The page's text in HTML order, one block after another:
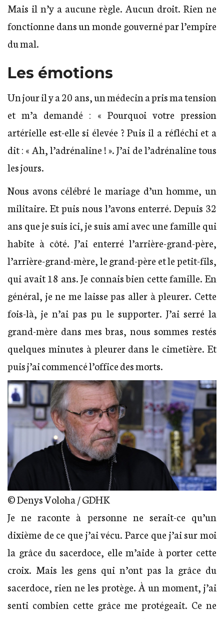
Mais il n’y a aucune règle. Aucun droit. Rien ne
fonctionne dans un monde gouverné par l’empire
du mal.
Les émotions
Un jour il y a 20 ans, un médecin a pris ma tension
et m’a demandé : « Pourquoi votre pression
artérielle est-elle si élevée ? Puis il a réfléchi et a
dit : « Ah, l’adrénaline ! ». J’ai de l’adrénaline tous
les jours.
Nous avons célébré le mariage d’un homme, un
militaire. Et puis nous l’avons enterré. Depuis 32
ans que je suis ici, je suis ami avec une famille qui
habite à côté. J’ai enterré l’arrière-grand-père,
l’arrière-grand-mère, le grand-père et le petit-fils,
qui avait 18 ans. Je connais bien cette famille. En
général, je ne me laisse pas aller à pleurer. Cette
fois-là, je n’ai pas pu le supporter. J’ai serré la
grand-mère dans mes bras, nous sommes restés
quelques minutes à pleurer dans le cimetière. Et
puis j’ai commencé l’office des morts.
© Denys Voloha / GDHK
Je ne raconte à personne ne serait-ce qu’un
dixième de ce que j’ai vécu. Parce que j’ai sur moi
la grâce du sacerdoce, elle m’aide à porter cette
croix. Mais les gens qui n’ont pas la grâce du
sacerdoce, rien ne les protège. À un moment, j’ai
senti combien cette grâce me protégeait. Ce ne